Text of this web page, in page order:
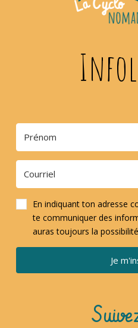
En indiquant ton adresse
te communiquer des
auras toujours la
Je